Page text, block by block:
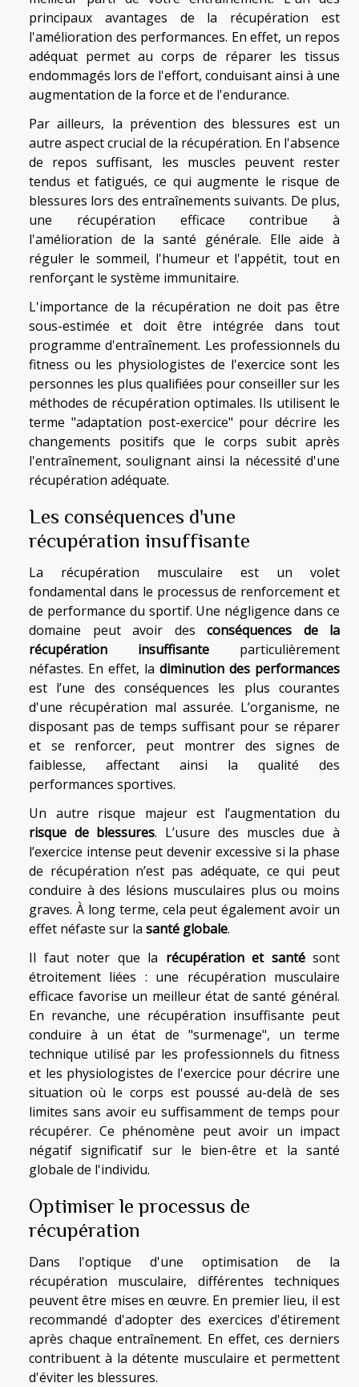
principaux avantages de la récupération est
l'amélioration des performances. En effet, un repos
adéquat permet au corps de réparer les tissus
endommagés lors de l'effort, conduisant ainsi à une
augmentation de la force et de l'endurance.
Par ailleurs, la prévention des blessures est un
autre aspect crucial de la récupération. En l'absence
de repos suffisant, les muscles peuvent rester
tendus et fatigués, ce qui augmente le risque de
blessures lors des entraînements suivants. De plus,
une récupération efficace contribue à
l'amélioration de la santé générale. Elle aide à
réguler le sommeil, l'humeur et l'appétit, tout en
renforçant le système immunitaire.
L'importance de la récupération ne doit pas être
sous-estimée et doit être intégrée dans tout
programme d'entraînement. Les professionnels du
fitness ou les physiologistes de l'exercice sont les
personnes les plus qualifiées pour conseiller sur les
méthodes de récupération optimales. Ils utilisent le
terme "adaptation post-exercice" pour décrire les
changements positifs que le corps subit après
l'entraînement, soulignant ainsi la nécessité d'une
récupération adéquate.
Les conséquences d'une
récupération insuffisante
La récupération musculaire est un volet
fondamental dans le processus de renforcement et
de performance du sportif. Une négligence dans ce
domaine peut avoir des conséquences de la
récupération insuffisante particulièrement
néfastes. En effet, la diminution des performances
est l’une des conséquences les plus courantes
d'une récupération mal assurée. L’organisme, ne
disposant pas de temps suffisant pour se réparer
et se renforcer, peut montrer des signes de
faiblesse, affectant ainsi la qualité des
performances sportives.
Un autre risque majeur est l’augmentation du
risque de blessures. L’usure des muscles due à
l’exercice intense peut devenir excessive si la phase
de récupération n’est pas adéquate, ce qui peut
conduire à des lésions musculaires plus ou moins
graves. À long terme, cela peut également avoir un
effet néfaste sur la santé globale.
Il faut noter que la récupération et santésont
étroitement liées : une récupération musculaire
efficace favorise un meilleur état de santé général.
En revanche, une récupération insuffisante peut
conduire à un état de "surmenage", un terme
technique utilisé par les professionnels du fitness
et les physiologistes de l'exercice pour décrire une
situation où le corps est poussé au-delà de ses
limites sans avoir eu suffisamment de temps pour
récupérer. Ce phénomène peut avoir un impact
négatif significatif sur le bien-être et la santé
globale de l'individu.
Optimiser le processus de
récupération
Dans l'optique d'une optimisation de la
récupération musculaire, différentes techniques
peuvent être mises en œuvre. En premier lieu, il est
recommandé d'adopter des exercices d'étirement
après chaque entraînement. En effet, ces derniers
contribuent à la détente musculaire et permettent
d'éviter les blessures.